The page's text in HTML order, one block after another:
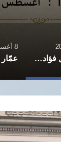
​عمّار علي حسن يدعو لتفعيل الصلاحيات الدستورية للوزراء: نريد حكومة حقيقية لا مجرد “كبار موظفين”
8 أغسطس، 2026